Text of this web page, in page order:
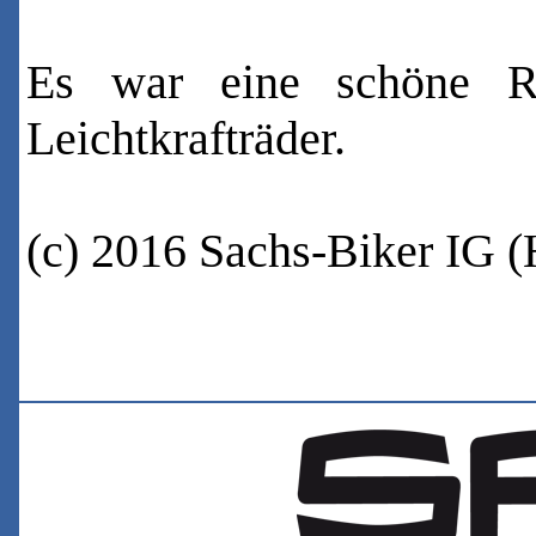
Es war eine schöne
Leichtkrafträder.
(c) 2016 Sachs-Biker IG